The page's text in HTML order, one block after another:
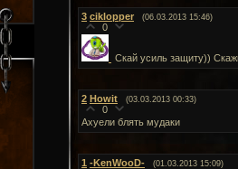
3 ciklopper (06.03.2013 15:46)
0
Скай усиль защиту))
2 Howit (03.03.2013 00:33)
0
Ахуели блять мудаки
1 -KenWooD- (01.03.2013 15:09)